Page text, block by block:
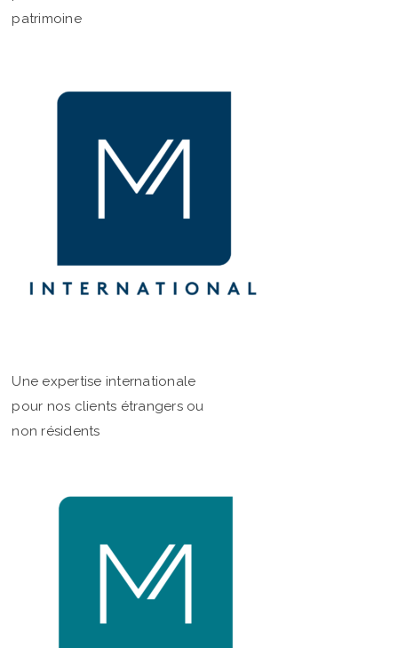
patrimoine
Une expertise internationale
pour nos clients étrangers ou
non résidents